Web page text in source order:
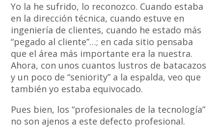
Yo la he sufrido, lo reconozco. Cuando estaba
en la dirección técnica, cuando estuve en
ingeniería de clientes, cuando he estado más
“pegado al cliente”…; en cada sitio pensaba
que el área más importante era la nuestra.
Ahora, con unos cuantos lustros de batacazos
y un poco de “seniority” a la espalda, veo que
también yo estaba equivocado.
Pues bien, los “profesionales de la tecnología”
no son ajenos a este defecto profesional.